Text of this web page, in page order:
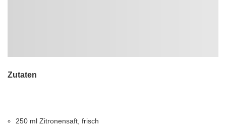
Zutaten
250 ml Zitronensaft, frisch